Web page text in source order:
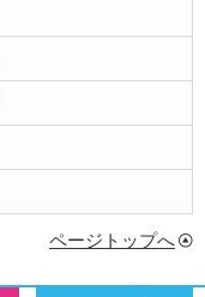
ページトップへ